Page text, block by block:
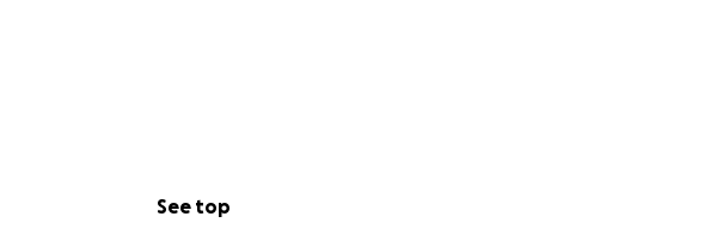
See top